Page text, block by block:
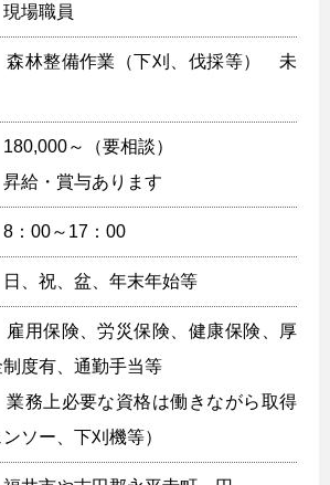
職員
整備作業（下刈、伐採等） 未
～（要相談）
与あります
00～17：00
祝、盆、年末年始等
、労災保険、健康保険、厚
度有、通勤手当等
な資格は働きながら取得
ソー、下刈機等）